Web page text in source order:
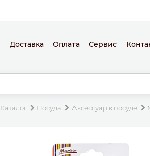
Доставка Оплата Сервис
Каталог Посуда Аксессуар к посуде